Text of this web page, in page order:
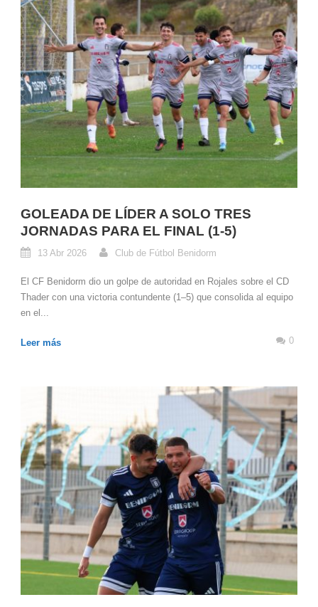
GOLEADA DE LÍDER A SOLO TRES
JORNADAS PARA EL FINAL (1-5)
13 Abr 2026 Club de Fútbol Benidorm
El CF Benidorm dio un golpe de autoridad en Rojales sobre el CD
Thader con una victoria contundente (1–5) que consolida al equipo
en el...
Leer más 0